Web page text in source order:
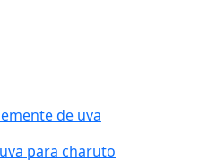
de uva
para charuto